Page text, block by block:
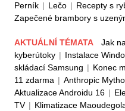
Perník | Lečo | Recepty s
Zapečené brambory s
AKTUÁLNÍ TÉMATA Jak
kyberútoky | Instalace
skládací Samsung | Konec
11 zdarma | Anthropic
Aktualizace Androidu 16 |
TV | Klimatizace